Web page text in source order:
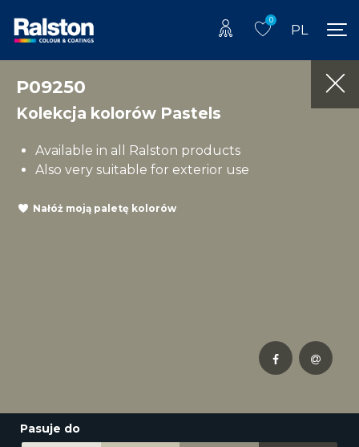
0
PL
P09250
Kolekcja kolorów Pastels
Available in all Ralston products
Also very suitable for exterior use
Nałóż moją paletę kolorów
Pasuje do